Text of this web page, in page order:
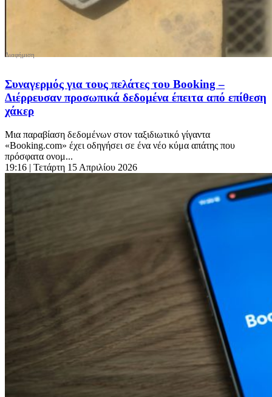
Συναγερμός για τους πελάτες του Booking –
Διέρρευσαν προσωπικά δεδομένα έπειτα από επίθεση
χάκερ
Μια παραβίαση δεδομένων στον ταξιδιωτικό γίγαντα
«Booking.com» έχει οδηγήσει σε ένα νέο κύμα απάτης που
πρόσφατα ονομ...
19:16 | Τετάρτη 15 Απριλίου 2026